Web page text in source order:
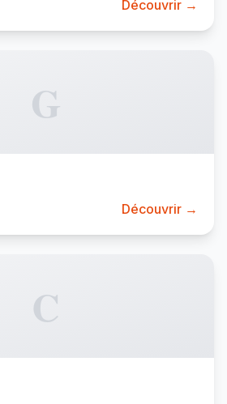
Découvrir →
G
Découvrir →
C